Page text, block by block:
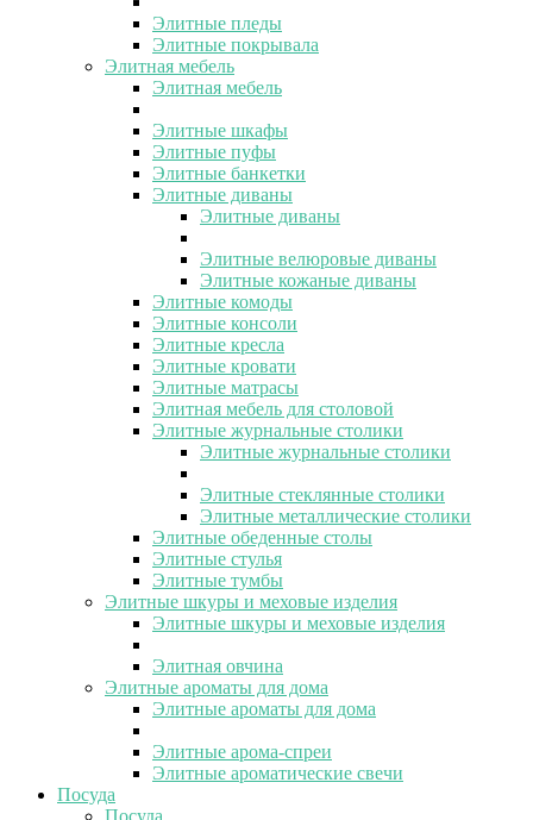
Элитные пледы
Элитные покрывала
Элитная мебель
Элитная мебель
Элитные шкафы
Элитные пуфы
Элитные банкетки
Элитные диваны
Элитные диваны
Элитные велюровые диваны
Элитные кожаные диваны
Элитные комоды
Элитные консоли
Элитные кресла
Элитные кровати
Элитные матрасы
Элитная мебель для столовой
Элитные журнальные столики
Элитные журнальные столики
Элитные стеклянные столики
Элитные металлические столики
Элитные обеденные столы
Элитные стулья
Элитные тумбы
Элитные шкуры и меховые изделия
Элитные шкуры и меховые изделия
Элитная овчина
Элитные ароматы для дома
Элитные ароматы для дома
Элитные арома-спреи
Элитные ароматические свечи
Посуда
Посуда